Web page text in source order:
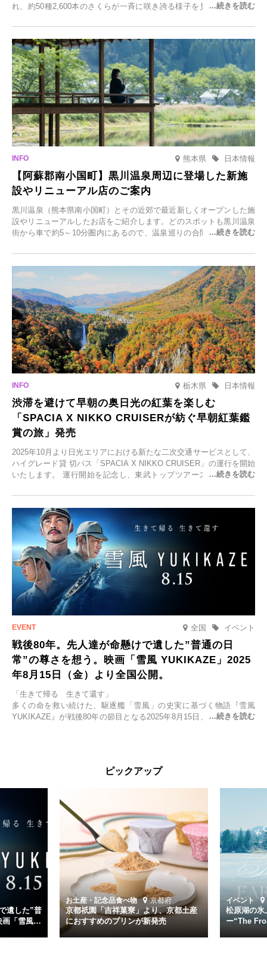
れ、約50種2,600本のさくらが一斉に咲き誇る様子を見に、世界中か
日(月)～2026年2月28日(土)の期間、「冬に咲くさくらライトアップ」
を開催します。
熊本県 日本情報
【阿蘇郡南小国町】黒川温泉周辺に登場した新施
設やリニューアル店のご案内
黒川温泉（熊本県南小国町）とその近郊で最近新しくオープンした施
設やリニューアルしたお店をご紹介します。どのスポットも黒川温泉
街から車で約5～10分圏内にあるので、温泉巡りの合間に気軽に立ち
元食材にこだわったレストランなど、多彩な魅力が満載です。黒川温
泉の新たな楽しみとしてチェックしてみてください。
栃木県 日本情報
渋滞を避けて早朝の奥日光の紅葉を楽しむ
「SPACIA X NIKKO CRUISERが紡ぐ早朝紅葉鑑
賞の旅」発売
2025年10月より日光エリアにおける新たな二次交通サービスとして、
ハイグレード貸 切バス「SPACIA X NIKKO CRUISER」の運行を開始
いたします。 運行開始を記念し、東武トップツアーズ株式会社では
2025年9月12日(金)より発売いたします。
全国 イベント
戦後80年。先人達が命懸けで遺した”普通の日
常”の尊さを想う。映画「雪風 YUKIKAZE」2025
年8月15日（金）より全国公開。
「生きて帰る 生きて還す」
多くの命を救い続けた、駆逐艦「雪風」の史実に基づく物語『雪風
YUKIKAZE』が戦後80年の節目となる2025年8月15日、全国公開され
くの仲間の命を救い帰還させ、戦後まで生き抜き「幸運艦」と呼ばれ
主演は「雪風」の艦長・寺澤一利を演じる竹野内豊。先任伍長・早瀬
幸平を玉木宏が演じるほか、奥平大兼、田中麗奈、石丸幹二、益岡徹
など実力派俳優が共演。そして戦艦大和と運命を共にした帝国海軍・
第二艦隊司令長官、伊藤整一を中井貴一が圧倒的な存在感で演じ切
る。
時代が再び、分断と暴力に揺れる現代。本作は「同じ過ちを繰り返す
道を歩んではいないか」と、彼らが命をかけて守りたいと願っ
た”今”を生きる私達に問いかける。戦後80年、戦争の記憶が薄れゆく
今だからこそ、尊い平和の価値を未来に繋ぐ作品『雪風 YUKIKAZE』
を多くの方にご覧いただきたい。
ピックアップ
遺した”普
画「雪風
お土産・記念品食べ物 京都府
京都祇園「吉祥菓寮」より、京都土産
におすすめのプリンが新発売
イベント
松原湖の氷
ー“The